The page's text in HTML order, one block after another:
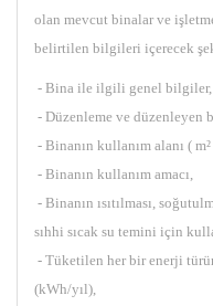
olan mevcut binalar ve
belirtilen bilgileri içerecek
- Bina ile ilgili genel bilgiler,
- Düzenleme ve düzenleyen
- Binanın kullanım alanı ( m²
- Binanın kullanım amacı,
- Binanın ısıtılması,
sıhhi sıcak su temini için
- Tüketilen her bir enerji
(kWh/yıl),